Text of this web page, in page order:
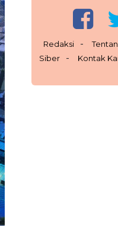
Redaksi
Siber
Kontak